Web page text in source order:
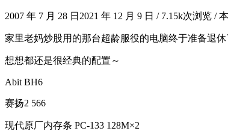
2007 年 7 月 28 日 2021 年 12 月 9 日 /7.15k次浏览 /本
家里老妈炒股用的那台超龄服役的电脑终于准备退休
想想都还是很经典的配置～
Abit BH6
赛扬2 566
现代原厂内存条 PC-133 128M×2